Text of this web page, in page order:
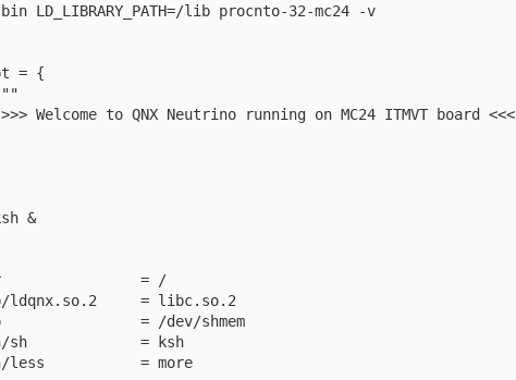
LD_LIBRARY_PATH=/lib procnto-32-mc24 -v
= {
Welcome to QNX Neutrino running on MC24 ITMVT board <<<
&
= libc.so.2
ksh
more